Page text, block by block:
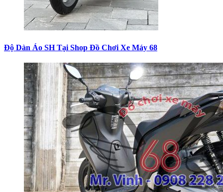
Độ Dàn Áo SH Tại Shop Đồ Chơi Xe Máy 68